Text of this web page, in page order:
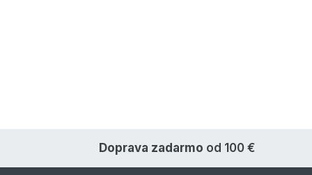
Doprava zadarmo od 100 €